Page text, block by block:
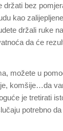
držati bez
kao
držali ruke
da će
možete u
komšije…da
je tretirati
potrebno